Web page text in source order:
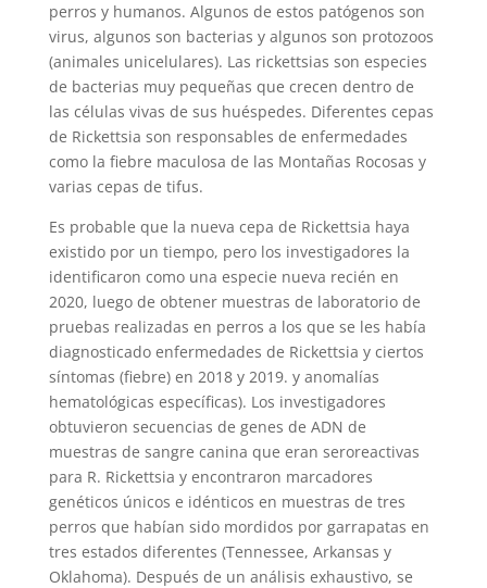
perros y humanos. Algunos de estos patógenos son
virus, algunos son bacterias y algunos son protozoos
(animales unicelulares). Las rickettsias son especies
de bacterias muy pequeñas que crecen dentro de
las células vivas de sus huéspedes. Diferentes cepas
de Rickettsia son responsables de enfermedades
como la fiebre maculosa de las Montañas Rocosas y
varias cepas de tifus.
Es probable que la nueva cepa de Rickettsia haya
existido por un tiempo, pero los investigadores la
identificaron como una especie nueva recién en
2020, luego de obtener muestras de laboratorio de
pruebas realizadas en perros a los que se les había
diagnosticado enfermedades de Rickettsia y ciertos
síntomas (fiebre) en 2018 y 2019. y anomalías
hematológicas específicas). Los investigadores
obtuvieron secuencias de genes de ADN de
muestras de sangre canina que eran seroreactivas
para R. Rickettsia y encontraron marcadores
genéticos únicos e idénticos en muestras de tres
perros que habían sido mordidos por garrapatas en
tres estados diferentes (Tennessee, Arkansas y
Oklahoma). Después de un análisis exhaustivo, se